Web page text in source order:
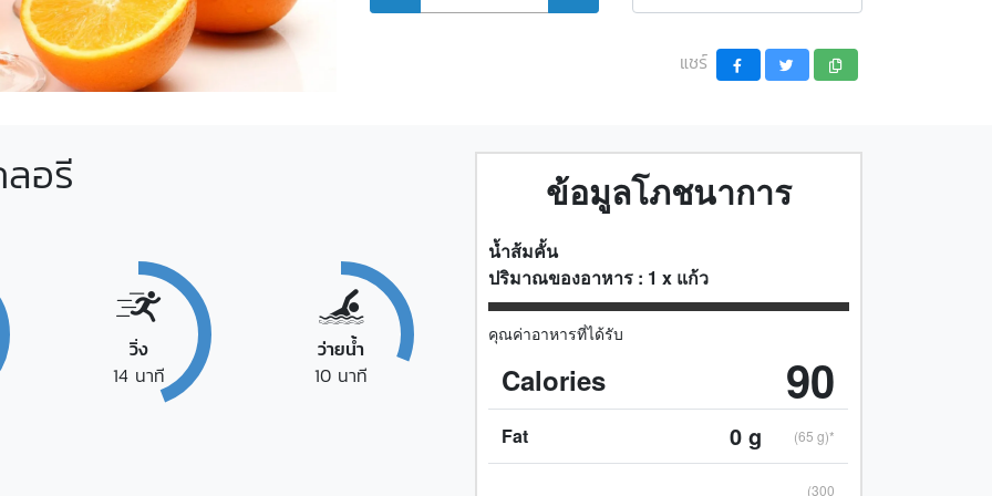
แชร์
อรี
วิ่ง
14นาที
ว่ายน้ำ
10นาที
ข้อมูลโภชนาการ
น้ำส้มคั้น
ปริมาณของอาหาร : 1 x แก้ว
คุณค่าอาหารที่ได้รับ
Calories 90
Fat 0 g (65 g)*
(300